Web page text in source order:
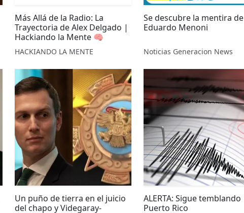
Más Allá de la Radio: La
Trayectoria de Alex Delgado |
Hackiando la Mente 🧠
HACKIANDO LA MENTE
Se descubre la mentira de
Eduardo Menoni
Noticias Generacion News
Un puño de tierra en el juicio
del chapo y Videgaray-
ALERTA: Sigue temblando
Puerto Rico